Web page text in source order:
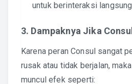
untuk berinteraksi
3. Dampaknya Jika
Karena peran Consul sangat
rusak atau tidak berjalan,
muncul efek seperti: